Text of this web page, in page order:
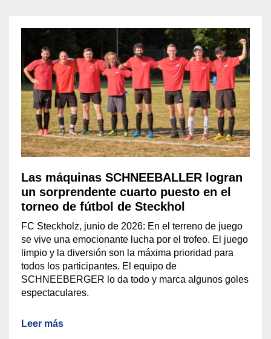
Las máquinas SCHNEEBALLER logran
un sorprendente cuarto puesto en el
torneo de fútbol de Steckhol
FC Steckholz, junio de 2026: En el terreno de juego
se vive una emocionante lucha por el trofeo. El juego
limpio y la diversión son la máxima prioridad para
todos los participantes. El equipo de
SCHNEEBERGER lo da todo y marca algunos goles
espectaculares.
Leer más